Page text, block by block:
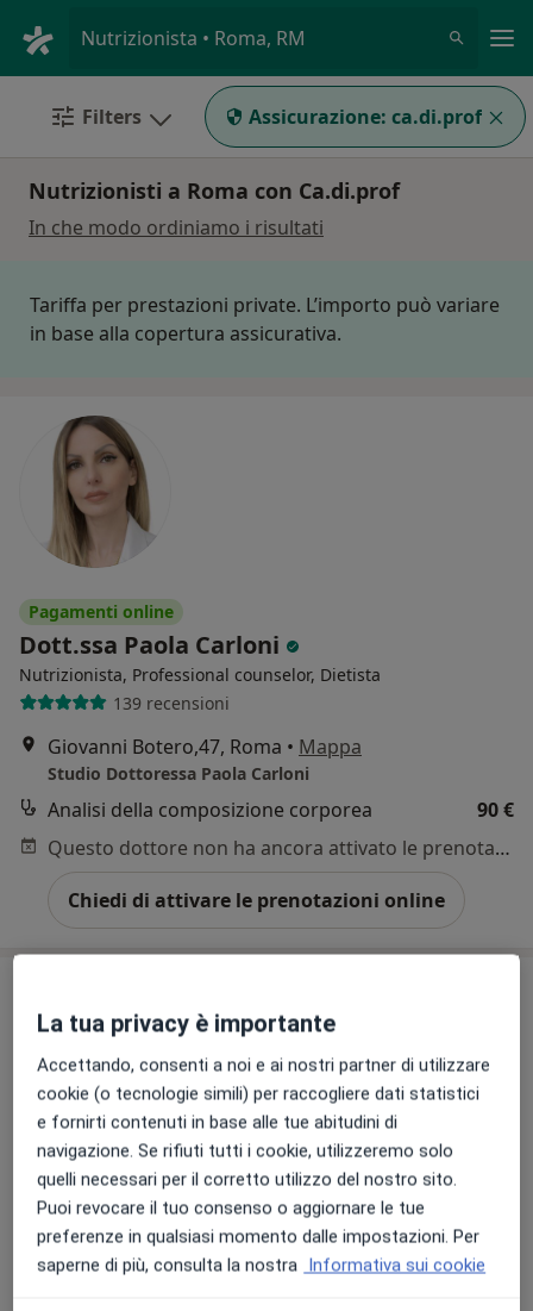
Nutrizionista • Roma, RM
Filters Assicurazione: ca.di.prof
Nutrizionisti a Roma con Ca.di.prof
In che modo ordiniamo i risultati
Tariffa per prestazioni private. L’importo può variare
in base alla copertura assicurativa.
Pagamenti online
Dott.ssa Paola Carloni
Nutrizionista, Professional counselor, Dietista
139 recensioni
Giovanni Botero,47, Roma • Mappa
Studio Dottoressa Paola Carloni
Analisi della composizione corporea
90 €
Questo dottore non ha ancora attivato le prenotazioni online presso questo indirizzo.
Chiedi di attivare le prenotazioni online
Dott.ssa Brigida Stagno
Nutrizionista, Gastroenterologa ·Altro
11 recensioni
Via Aurelia, 275, Roma•Mappa
La tua privacy è importante
Accettando, consenti a noi e ai nostri partner di utilizzare
cookie (o tecnologie simili) per raccogliere dati statistici
e fornirti contenuti in base alle tue abitudini di
navigazione. Se rifiuti tutti i cookie, utilizzeremo solo
quelli necessari per il corretto utilizzo del nostro sito.
Puoi revocare il tuo consenso o aggiornare le tue
preferenze in qualsiasi momento dalle impostazioni. Per
saperne di più, consulta la nostra Informativa sui cookie